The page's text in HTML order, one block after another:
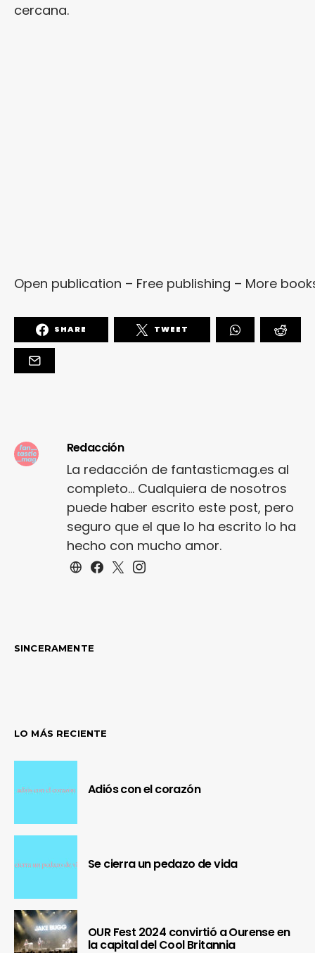
cercana.
Open publication – Free publishing – More
SHARE TWEET
Redacción
La redacción de fantasticmag.es al
completo... Cualquiera de nosotros
puede haber escrito este post, pero
seguro que el que lo ha escrito lo ha
hecho con mucho amor.
SINCERAMENTE
LO MÁS RECIENTE
Adiós con el corazón
Se cierra un pedazo de vida
OUR Fest 2024 convirtió a Ourense en
la capital del Cool Britannia